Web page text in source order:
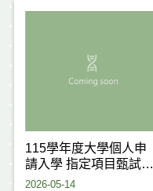
115學年度大學個人申
請入學 指定項目甄試注
意事項
2026-05-14